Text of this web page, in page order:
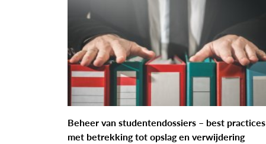
Beheer van studentendossiers – best practices
met betrekking tot opslag en verwijdering